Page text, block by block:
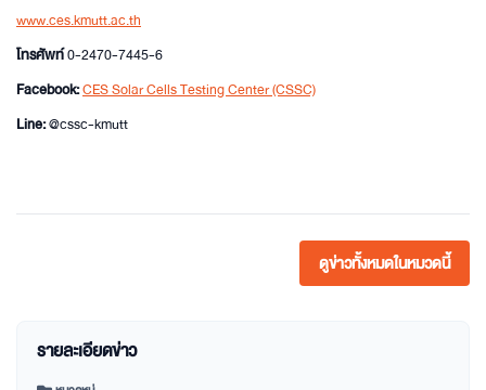
www.ces.kmutt.ac.th
โทรศัพท์0-2470-7445-6
Facebook:CES Solar Cells Testing Center (CSSC)
Line:@cssc-kmutt
ดูข่าวทั้งหมดในหมวดนี้
รายละเอียดข่าว